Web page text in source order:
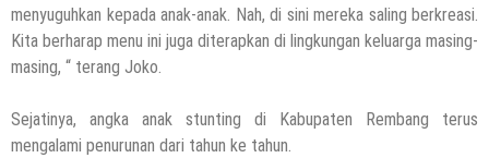
HEADLINE
UKW Disebut Sebagai Mahkota Seorang
Wartawan, Se Indonesia Luluskan Lebih
12 November 2021 bymusa r2b
menyuguhkan kepada anak-anak. Nah, di sini mereka saling berkreasi.
Kita berharap menu ini juga diterapkan di lingkungan keluarga masing-
masing, “ terang Joko.
Sejatinya, angka anak stunting di Kabupaten Rembang terus
mengalami penurunan dari tahun ke tahun.